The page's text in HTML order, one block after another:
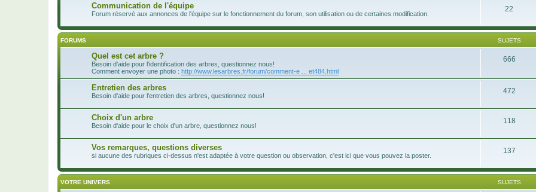
Communication de l'équipe
Forum réservé aux annonces de l'équipe sur le fonctionnement du forum, son utilisation ou de certaines modification.
22
FORUMS SUJETS
Quel est cet arbre ?
Besoin d'aide pour l'identification des arbres, questionnez nous!
Comment envoyer une photo : http://www.lesarbres.fr/forum/comment-e ... et484.html
666
Entretien des arbres
Besoin d'aide pour l'entretien des arbres, questionnez nous!
472
Choix d'un arbre
Besoin d'aide pour le choix d'un arbre, questionnez nous!
118
Vos remarques, questions diverses
si aucune des rubriques ci-dessus n'est adaptée à votre question ou observation, c'est ici que vous pouvez la poster.
137
VOTRE UNIVERS SUJETS